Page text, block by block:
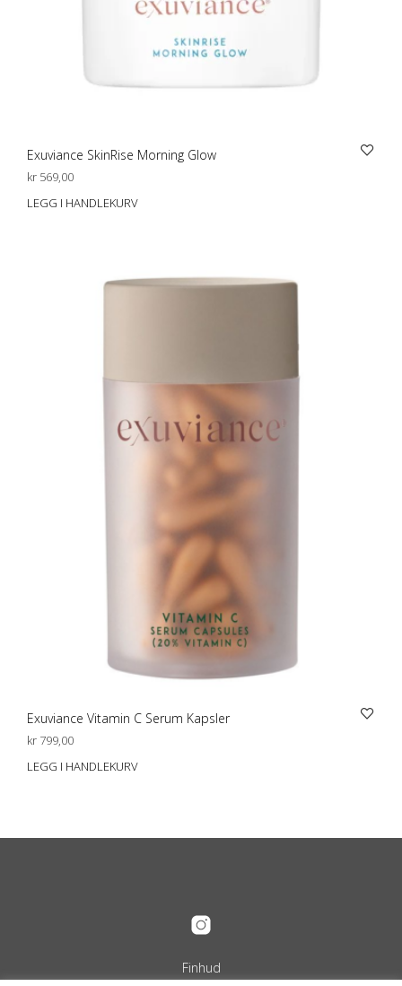
Exuviance SkinRise Morning Glow
kr 569,00
LEGG I HANDLEKURV
Exuviance Vitamin C Serum Kapsler
kr 799,00
LEGG I HANDLEKURV
Finhud